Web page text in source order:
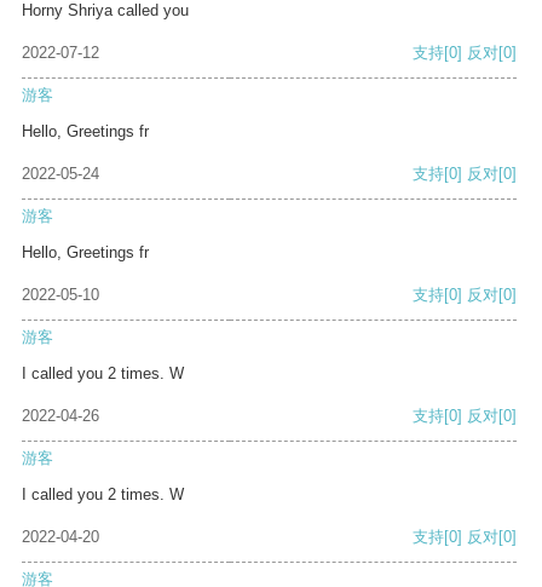
Horny Shriya called you
2022-07-12 支持[0] 反对[0]
游客
Hello, Greetings fr
2022-05-24 支持[0] 反对[0]
游客
Hello, Greetings fr
2022-05-10 支持[0] 反对[0]
游客
I called you 2 times. W
2022-04-26 支持[0] 反对[0]
游客
I called you 2 times. W
2022-04-20 支持[0] 反对[0]
游客